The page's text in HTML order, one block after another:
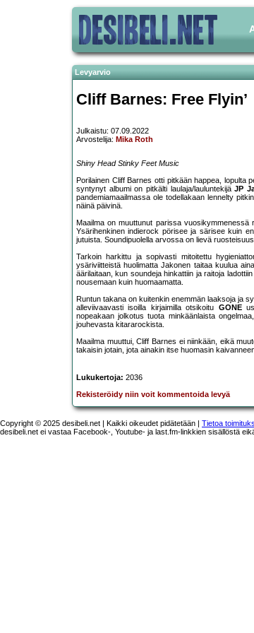
Levyarvio
Cliff Barnes: Free Flyin’
Julkaistu: 07.09.2022
Arvostelija: Mika Roth
Shiny Head Stinky Feet Music
Porilainen Cliff Barnes otti pitkään happea,
syntynyt albumi on pitkälti laulaja/lauluntekijäJP
pandemiamaailmassa ole todellakaan lennelty
näinä päivinä.
Maailma on muuttunut parissa
Ysärihenkinen indierock pörisee ja särisee kuin
jutuista. Soundipuolella arvossa on lievä
Tarkoin harkittu ja sopivasti mitoitettu
ysäriviitteistä huolimatta Jakonen taitaa kuulua
äärilaitaan, kun soundeja hinkattiin ja raitoja
nousemaan kuin huomaamatta.
Runtun takana on kuitenkin enemmän laaksoja ja
alleviivaavasti isoilla kirjaimilla otsikoitu GONE
nopeakaan jolkotus tuota minkäänlaista
jouhevasta kitararockista.
Maailma muuttui, Cliff Barnes ei niinkään, eikä
takaisin jotain, jota ainakin itse huomasin
Lukukertoja: 2036
Rekisteröidy niin voit kommentoida levyä
Copyright © 2025 desibeli.net | Kaikki oikeudet pidätetään | Tietoa
desibeli.net ei vastaa Facebook-, Youtube- ja last.fm-linkkien sisällöstä